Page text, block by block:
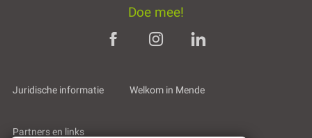
Doe mee!
Juridische informatie Welkom in Mende
Partners en links